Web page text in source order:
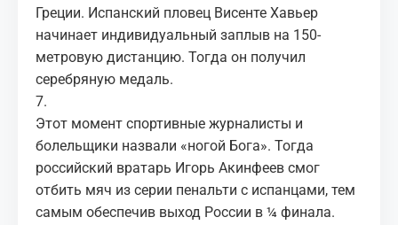
Греции. Испанский пловец Висенте Хавьер
начинает индивидуальный заплыв на 150-
метровую дистанцию. Тогда он получил
серебряную медаль.
7.
Этот момент спортивные журналисты и
болельщики назвали «ногой Бога». Тогда
российский вратарь Игорь Акинфеев смог
отбить мяч из серии пенальти с испанцами, тем
самым обеспечив выход России в ¼ финала.